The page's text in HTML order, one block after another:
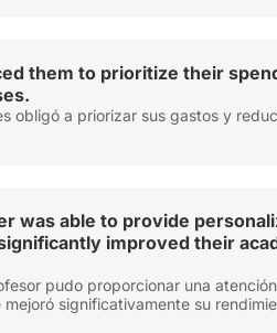
them to prioritize their
obligó a priorizar sus gastos y
was able to provide
improved their
pudo proporcionar una atención
significativamente su